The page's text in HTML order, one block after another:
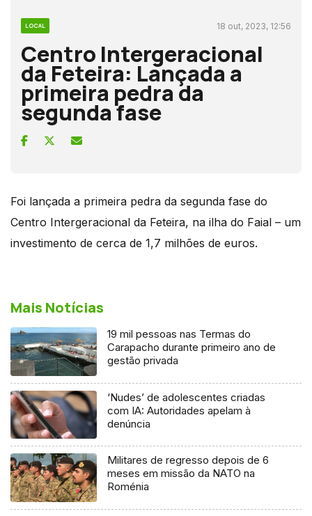
LOCAL 18 out, 2023, 12:56
Centro Intergeracional
da Feteira: Lançada a
primeira pedra da
segunda fase
Foi lançada a primeira pedra da segunda fase do
Centro Intergeracional da Feteira, na ilha do Faial – um
investimento de cerca de 1,7 milhões de euros.
Mais Notícias
19 mil pessoas nas Termas do
Carapacho durante primeiro ano de
gestão privada
‘Nudes’ de adolescentes criadas
com IA: Autoridades apelam à
denúncia
Militares de regresso depois de 6
meses em missão da NATO na
Roménia